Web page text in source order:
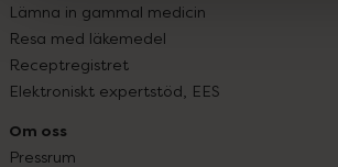
Lämna in gammal medicin
Resa med läkemedel
Receptregistret
Elektroniskt expertstöd, EES
Om oss
Pressrum